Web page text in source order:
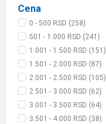
Cena
0 - 500 RSD (258)
501 - 1.000 RSD (241)
1.001 - 1.500 RSD (151)
1.501 - 2.000 RSD (87)
2.001 - 2.500 RSD (105)
2.501 - 3.000 RSD (62)
3.001 - 3.500 RSD (64)
3.501 - 4.000 RSD (38)